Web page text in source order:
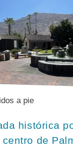
a pie
histórica
centro de